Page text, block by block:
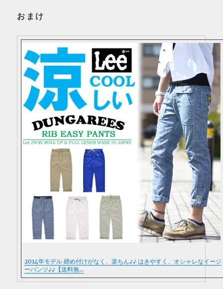
おまけ
2014年モデル 締め付けがなく、楽ちん♪♪ はきやすく、オシャレなイージ
ーパンツ♪♪【送料無…